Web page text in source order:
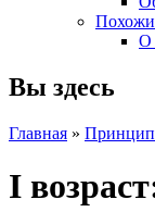
О
Вы здесь
Главная »
I